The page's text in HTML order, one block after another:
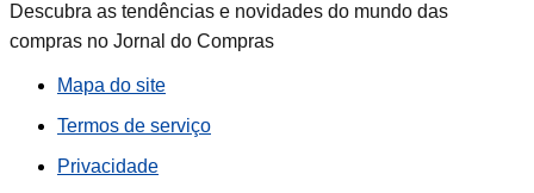
Descubra as tendências e novidades do mundo das
compras no Jornal do Compras
Mapa do site
Termos de serviço
Privacidade